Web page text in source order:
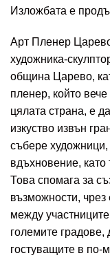
Изложбата е
Арт Пленер
художника-
община Царево,
пленер, който
цялата страна, е
изкуство извън
събере художници,
вдъхновение, като
Това спомага за
възможности,
между
големите градове,
гостуващите в по-